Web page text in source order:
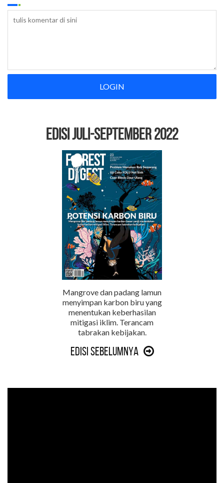
LOGIN
EDISI Juli-September 2022
Mangrove dan padang lamun
menyimpan karbon biru yang
menentukan keberhasilan
mitigasi iklim. Terancam
tabrakan kebijakan.
Edisi Sebelumnya